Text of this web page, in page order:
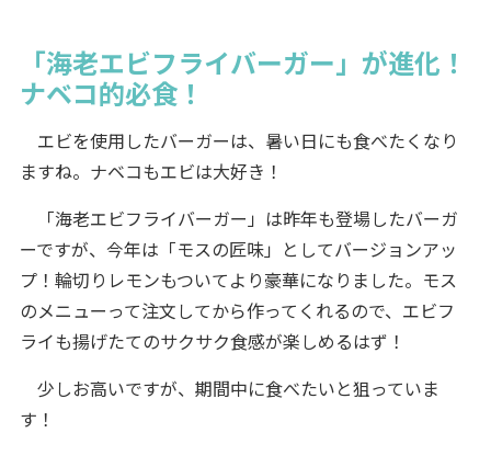
「海老エビフライバーガー」が進化！
ナベコ的必食！
エビを使用したバーガーは、暑い日にも食べたくなり
ますね。ナベコもエビは大好き！
「海老エビフライバーガー」は昨年も登場したバーガ
ーですが、今年は「モスの匠味」としてバージョンアッ
プ！輪切りレモンもついてより豪華になりました。モス
のメニューって注文してから作ってくれるので、エビフ
ライも揚げたてのサクサク食感が楽しめるはず！
少しお高いですが、期間中に食べたいと狙っていま
す！